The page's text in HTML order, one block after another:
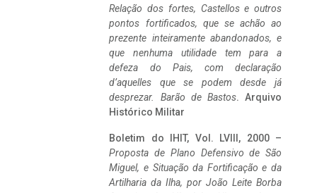
Relação dos fortes, Castellos e outros
pontos fortificados, que se achão ao
prezente inteiramente abandonados, e
que nenhuma utilidade tem para a
defeza do Pais, com declaração
d’aquelles que se podem desde já
desprezar. Barão de Bastos. Arquivo
Histórico Militar
Boletim do IHIT, Vol. LVIII, 2000 –
Proposta de Plano Defensivo de São
Miguel, e Situação da Fortificação e da
Artilharia da Ilha, por João Leite Borba